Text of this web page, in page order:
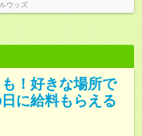
ウッズ
！好きな場所で
に給料もらえる